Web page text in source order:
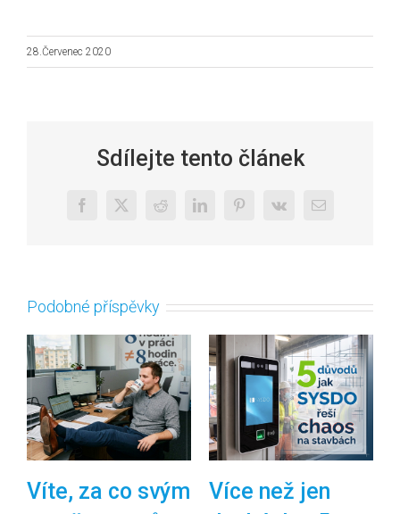
28.Červenec 2020
Sdílejte tento článek
Facebook
X RedditLinkedInPinterest
Vk
E-
Podobné příspěvky
Víte, za co svým
Více než jen